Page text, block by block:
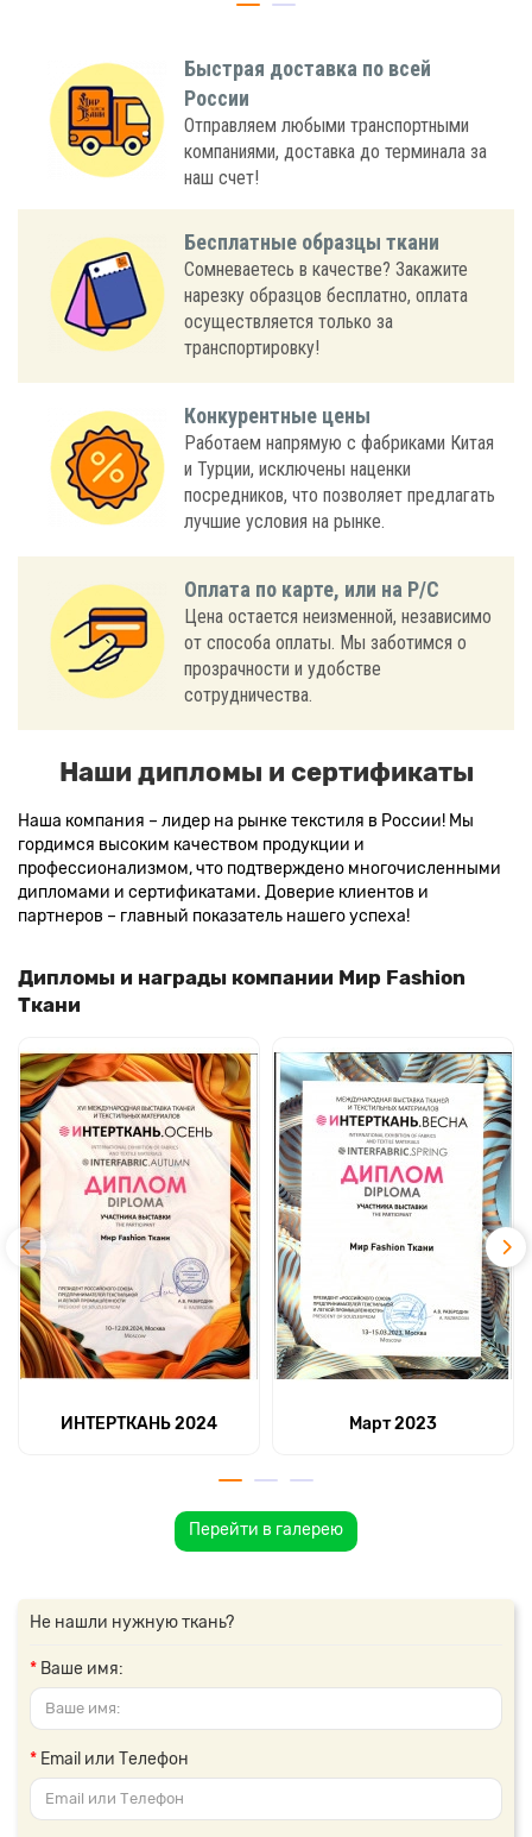
Быстрая доставка по всей
России
Отправляем любыми транспортными
компаниями, доставка до терминала за
наш счет!
Бесплатные образцы ткани
Сомневаетесь в качестве? Закажите
нарезку образцов бесплатно, оплата
осуществляется только за
транспортировку!
Конкурентные цены
Работаем напрямую с фабриками Китая
и Турции, исключены наценки
посредников, что позволяет предлагать
лучшие условия на рынке.
Оплата по карте, или на Р/С
Цена остается неизменной, независимо
от способа оплаты. Мы заботимся о
прозрачности и удобстве
сотрудничества.
Наши дипломы и сертификаты
Наша компания – лидер на рынке текстиля в России! Мы
гордимся высоким качеством продукции и
профессионализмом, что подтверждено многочисленными
дипломами и сертификатами. Доверие клиентов и
партнеров – главный показатель нашего успеха!
Дипломы и награды компании Мир Fashion
Ткани
ИНТЕРТКАНЬ 2024 Март 2023
Перейти в галерею
Не нашли нужную ткань?
Ваше имя:
Email или Телефон